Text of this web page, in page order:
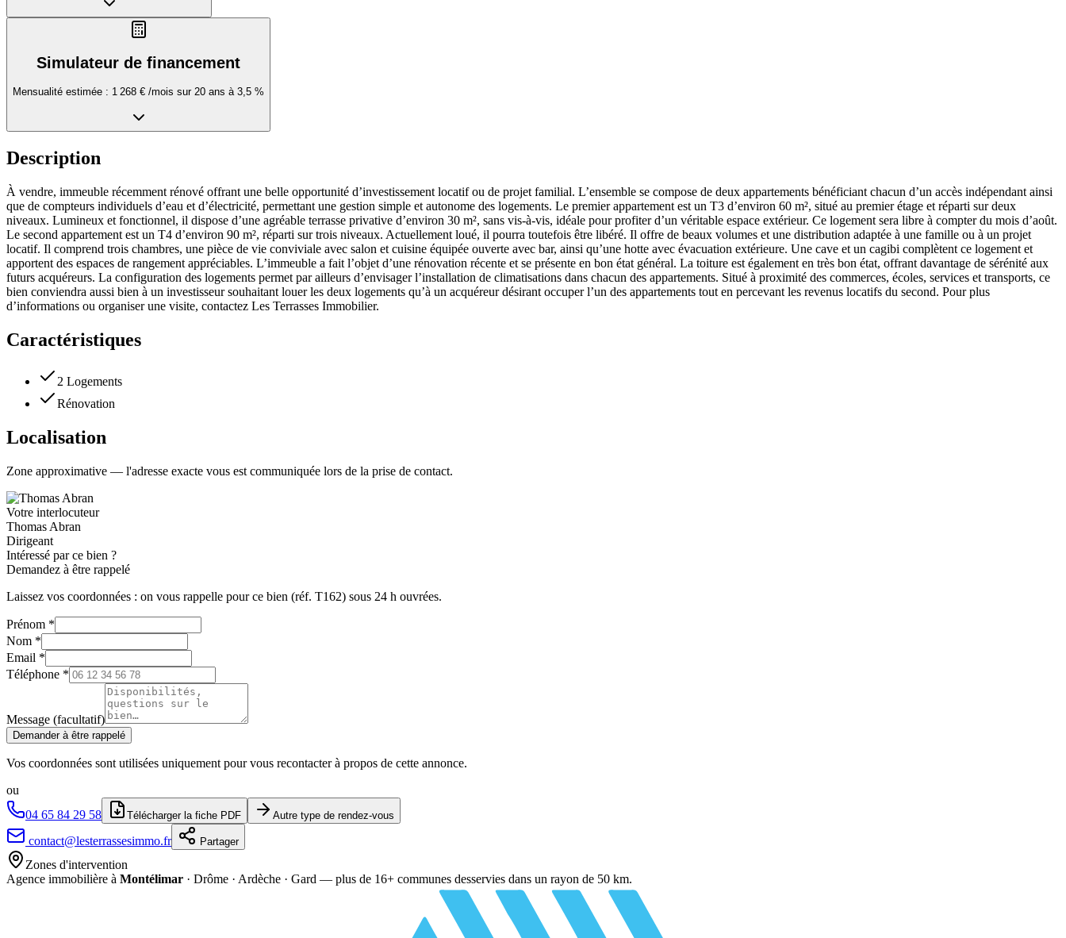
Simulateur de financement
Mensualité estimée : 1 268 € /mois sur 20 ans à 3,5 %
Description
À vendre, immeuble récemment rénové offrant une belle opportunité d’investissement locatif ou de projet familial. L’ensemble se compose de deux appartements bénéficiant chacun d’un accès indépendant ainsi
que de compteurs individuels d’eau et d’électricité, permettant une gestion simple et autonome des logements. Le premier appartement est un T3 d’environ 60 m², situé au premier étage et réparti sur deux
niveaux. Lumineux et fonctionnel, il dispose d’une agréable terrasse privative d’environ 30 m², sans vis-à-vis, idéale pour profiter d’un véritable espace extérieur. Ce logement sera libre à compter du mois d’août.
Le second appartement est un T4 d’environ 90 m², réparti sur trois niveaux. Actuellement loué, il pourra toutefois être libéré. Il offre de beaux volumes et une distribution adaptée à une famille ou à un projet
locatif. Il comprend trois chambres, une pièce de vie conviviale avec salon et cuisine équipée ouverte avec bar, ainsi qu’une hotte avec évacuation extérieure. Une cave et un cagibi complètent ce logement et
apportent des espaces de rangement appréciables. L’immeuble a fait l’objet d’une rénovation récente et se présente en bon état général. La toiture est également en très bon état, offrant davantage de sérénité aux
futurs acquéreurs. La configuration des logements permet par ailleurs d’envisager l’installation de climatisations dans chacun des appartements. Situé à proximité des commerces, écoles, services et transports, ce
bien conviendra aussi bien à un investisseur souhaitant louer les deux logements qu’à un acquéreur désirant occuper l’un des appartements tout en percevant les revenus locatifs du second. Pour plus
d’informations ou organiser une visite, contactez Les Terrasses Immobilier.
Caractéristiques
2 Logements
Rénovation
Localisation
Zone approximative — l'adresse exacte vous est communiquée lors de la prise de contact.
Votre interlocuteur
Thomas Abran
Dirigeant
Intéressé par ce bien ?
Demandez à être rappelé
Laissez vos coordonnées : on vous rappelle pour ce bien (réf. T162) sous 24 h ouvrées.
Prénom *
Nom *
Email *
Téléphone *
Message (facultatif)
Demander à être rappelé
Vos coordonnées sont utilisées uniquement pour vous recontacter à propos de cette annonce.
ou
04 65 84 29 58
Télécharger la fiche PDF Autre type de rendez-vous
contact@lesterrassesimmo.fr Partager
Zones d'intervention
Agence immobilière à Montélimar · Drôme · Ardèche · Gard — plus de 16+ communes desservies dans un rayon de 50 km.